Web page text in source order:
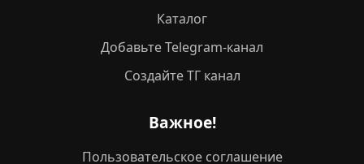
Каталог
Добавьте Telegram-канал
Создайте ТГ канал
Важное!
Пользовательское соглашение